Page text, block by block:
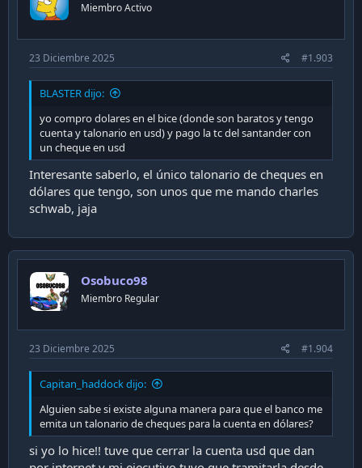
Miembro Activo
23 Diciembre 2025 #1.903
BLASTER dijo:
yo compro dolares en el bice (donde son baratos y tengo
cuenta y talonario en usd) y pago la tc del santander con
un cheque en usd
Interesante saberlo, el único talonario de cheques en
dólares que tengo, son unos que me mando charles
schwab, jaja
Osobuco98
Miembro Regular
23 Diciembre 2025 #1.904
Capitan_haddock dijo:
Alguien sabe si existe alguna manera para que el banco me
emita un talonario de cheques para la cuenta en dólares?
si yo lo hice!! tuve que cerrar la cuenta usd que dan